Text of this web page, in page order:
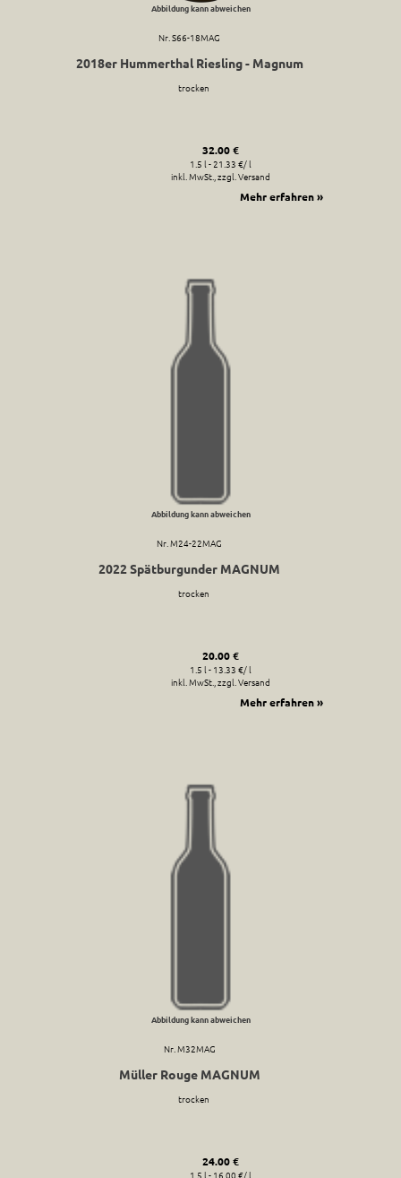
Abbildung kann abweichen
Nr. S66-18MAG
2018er Hummerthal Riesling - Magnum
trocken
32.00 €
1.5 l - 21.33 €/ l
inkl. MwSt., zzgl. Versand
Mehr erfahren »
Abbildung kann abweichen
Nr. M24-22MAG
2022 Spätburgunder MAGNUM
trocken
20.00 €
1.5 l - 13.33 €/ l
inkl. MwSt., zzgl. Versand
Mehr erfahren »
Abbildung kann abweichen
Nr. M32MAG
Müller Rouge MAGNUM
trocken
24.00 €
1.5 l - 16.00 €/ l